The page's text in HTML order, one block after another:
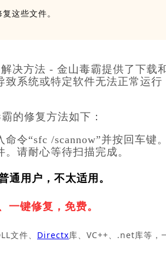
这些文件。
决方法 - 金山毒霸提供了下载
系统或特定软件无法正常运行
的修复方法如下：
令“sfc /scannow”并按回车键
请耐心等待扫描完成。
用户，不太适用。
一键修复，免费。
文件、 Directx库、VC++、.net库等，